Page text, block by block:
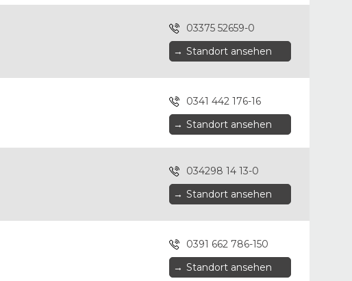
03375 52659-0
→ Standort ansehen
0341 442 176-16
→ Standort ansehen
034298 14 13-0
→ Standort ansehen
0391 662 786-150
→ Standort ansehen